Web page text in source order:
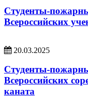
Студенты-
Всероссийских
20.03.2025
Студенты-
Всероссийских
каната